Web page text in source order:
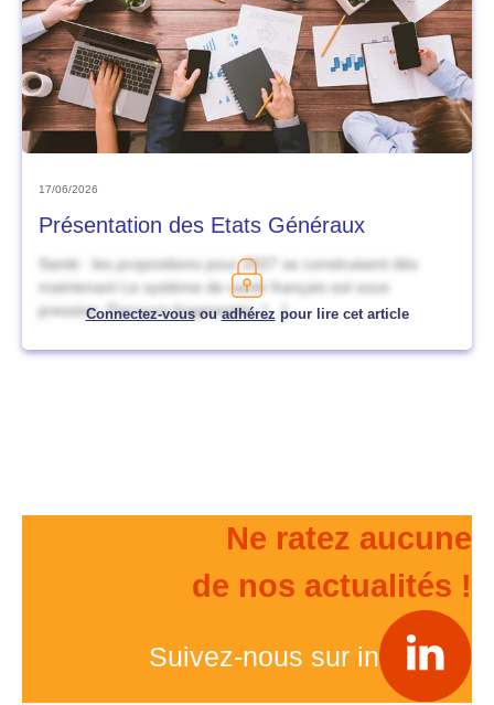
17/06/2026
Présentation des Etats Généraux
Santé : les propositions pour 2027 se construisent dès
maintenant Le système de santé français est sous
pression. Parcours fragmentés, […]
Connectez-vousouadhérez pour lire cet article
Ne ratez aucune
de nos actualités !
Suivez-nous sur in